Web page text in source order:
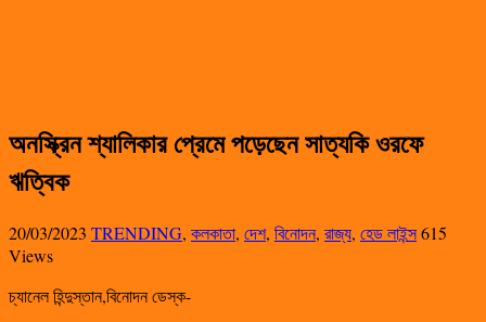
অনস্ক্রিন শ্যালিকার প্রেমে পড়েছেন সাত্যকি ওরফে
ঋত্বিক
20/03/2023 TRENDING, কলকাতা, দেশ, বিনোদন, রাজ্য, হেড লাইন্স615
Views
চ্যানেল হিন্দুস্তান,বিনোদন ডেস্ক-